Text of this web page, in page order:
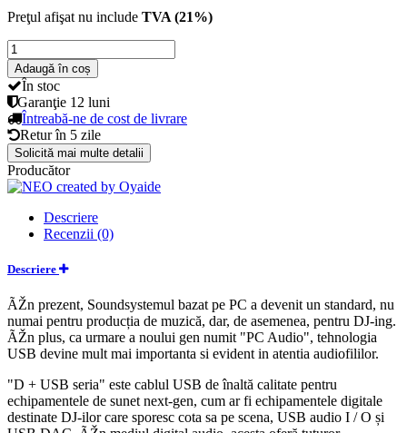
Preţul afişat nu include TVA (21%)
Adaugă în coș
În stoc
Garanţie 12 luni
Întreabă-ne de cost de livrare
Retur în 5 zile
Solicită mai multe detalii
Producător
Descriere
Recenzii (0)
Descriere
ÃŽn prezent, Soundsystemul bazat pe PC a devenit un standard, nu
numai pentru producția de muzică, dar, de asemenea, pentru DJ-ing.
ÃŽn plus, ca urmare a noului gen numit "PC Audio", tehnologia
USB devine mult mai importanta si evident in atentia audiofililor.
"D + USB seria" este cablul USB de înaltă calitate pentru
echipamentele de sunet next-gen, cum ar fi echipamentele digitale
destinate DJ-ilor care sporesc cota sa pe scena, USB audio I / O și